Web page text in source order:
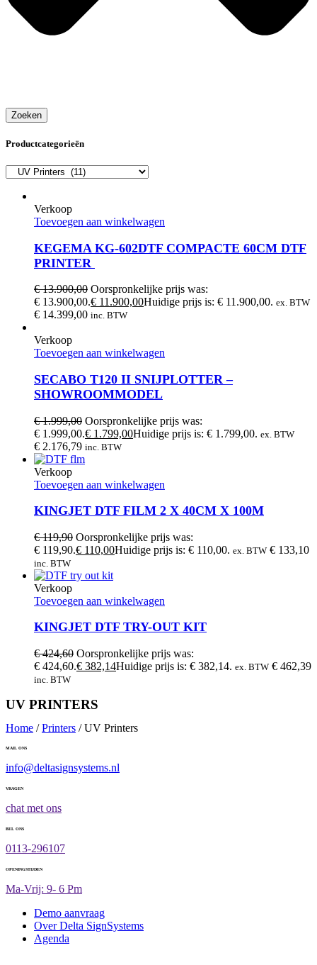
Zoeken
Productcategorieën
Verkoop
Toevoegen aan winkelwagen
KEGEMA KG-602DTF COMPACTE 60CM DTF
PRINTER
€13.900,00 Oorspronkelijke prijs was:
€ 13.900,00.€ 11.900,00Huidige prijs is: € 11.900,00. ex. BTW
€ 14.399,00 inc. BTW
Verkoop
Toevoegen aan winkelwagen
SECABO T120 II SNIJPLOTTER –
SHOWROOMMODEL
€1.999,00 Oorspronkelijke prijs was:
€ 1.999,00.€ 1.799,00Huidige prijs is: € 1.799,00. ex. BTW
€ 2.176,79 inc. BTW
Verkoop
Toevoegen aan winkelwagen
KINGJET DTF FILM 2 X 40CM X 100M
€119,90 Oorspronkelijke prijs was:
€ 119,90.€ 110,00Huidige prijs is: € 110,00. ex. BTW € 133,10
inc. BTW
Verkoop
Toevoegen aan winkelwagen
KINGJET DTF TRY-OUT KIT
€424,60 Oorspronkelijke prijs was:
€ 424,60.€ 382,14Huidige prijs is: € 382,14. ex. BTW € 462,39
inc. BTW
UV PRINTERS
Home /Printers / UV Printers
MAIL ONS
info@deltasignsystems.nl
VRAGEN
chat met ons
BEL ONS
0113-296107
OPENINGSTIJDEN
Ma-Vrij: 9- 6 Pm
Demo aanvraag
Over Delta SignSystems
Agenda